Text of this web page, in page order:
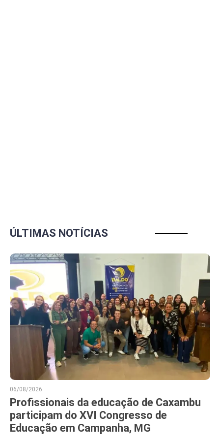
ÚLTIMAS NOTÍCIAS
06/08/2026
Profissionais da educação de Caxambu
participam do XVI Congresso de
Educação em Campanha, MG